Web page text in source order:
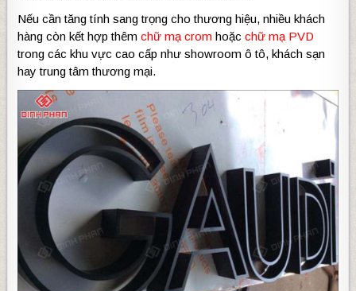
Nếu cần tăng tính sang trọng cho thương hiệu, nhiều khách
hàng còn kết hợp thêmchữ mạ crom hoặcchữ mạ PVD
trong các khu vực cao cấp như showroom ô tô, khách sạn
hay trung tâm thương mại.